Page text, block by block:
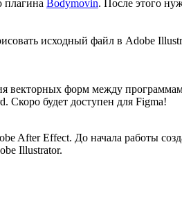
плагина Bodymovin. После этого
исходный файл в Adobe
форм между
будет доступен для Figma!
After Effect. До начала работы
Illustrator.